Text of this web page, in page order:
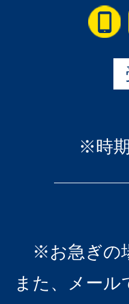
※時
※お急ぎの
また、メー